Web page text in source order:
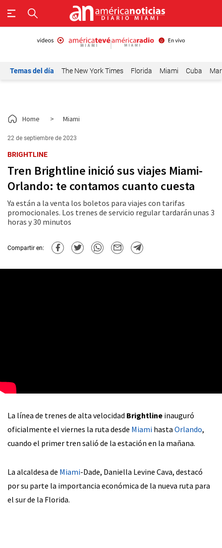
Temas del día The New York Times Florida Miami Cuba
Home > Miami
22 de septiembre de 2023
BRIGHTLINE
Tren Brightline inició sus viajes Miami-
Orlando: te contamos cuanto cuesta
Ya están a la venta los boletos para viajes con tarifas
promocionales. Los trenes de servicio regular tardarán unas 3
horas y 30 minutos
Compartir en:
La línea de trenes de alta velocidad Brightline inauguró
oficialmente el viernes la ruta desde Miami hasta Orlando,
cuando el primer tren salió de la estación en la mañana.
La alcaldesa de Miami-Dade, Daniella Levine Cava, destacó
por su parte la importancia económica de la nueva ruta para
el sur de la Florida.